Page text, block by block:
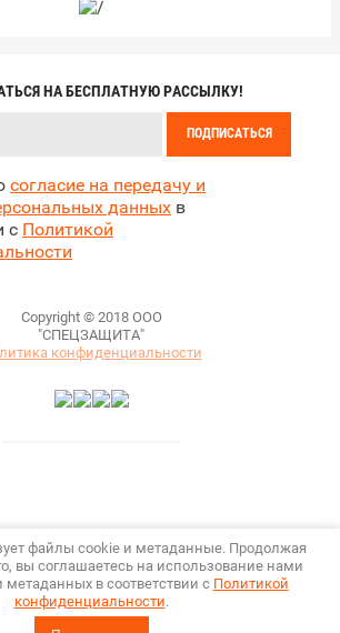
файлы cookie и метаданные. Продолжая
вы соглашаетесь на использование нами
в соответствии с Политикой
конфиденциальности.
НА БЕСПЛАТНУЮ РАССЫЛКУ!
согласие на передачу и
данных в
с Политикой
ПОДПИСАТЬСЯ
Copyright © 2018 ООО
"СПЕЦЗАЩИТА"
конфиденциальности
Megagroup.ru